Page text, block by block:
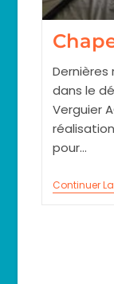
dans le
Verguier
pour…
Continuer